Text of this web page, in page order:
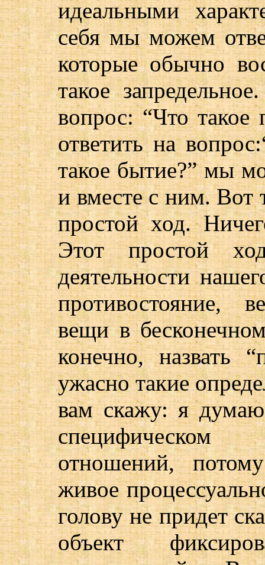
идеальными
себя мы можем
которые обычно
такое
вопрос: “Что
ответить на
такое бытие?” мы
и вместе с ним. Вот
простой ход.
Этот простой
деятельности
противостояние,
вещи в
конечно, назвать
ужасно такие
вам скажу: я
специфическом
отношений,
живое
голову не придет
объект